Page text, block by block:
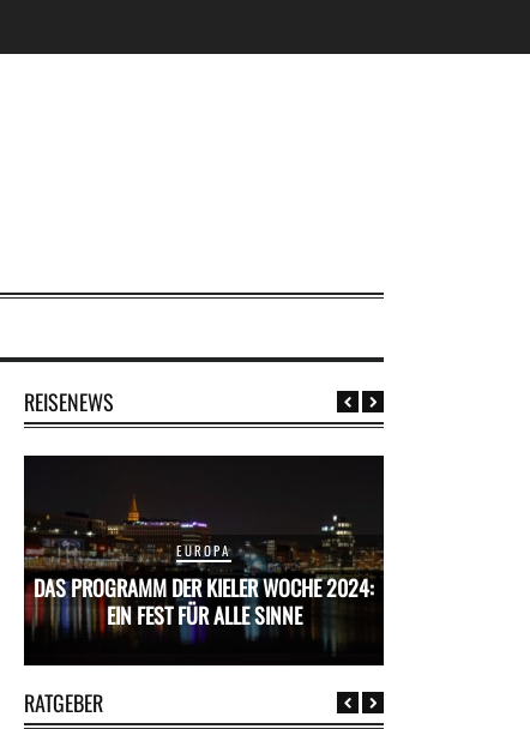
REISENEWS
EUROPA
DAS PROGRAMM DER KIELER WOCHE 2024:
EIN FEST FÜR ALLE SINNE
RATGEBER